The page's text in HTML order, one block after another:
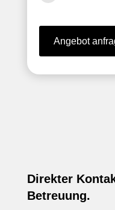
Angebot
Direkter
Betreuung.